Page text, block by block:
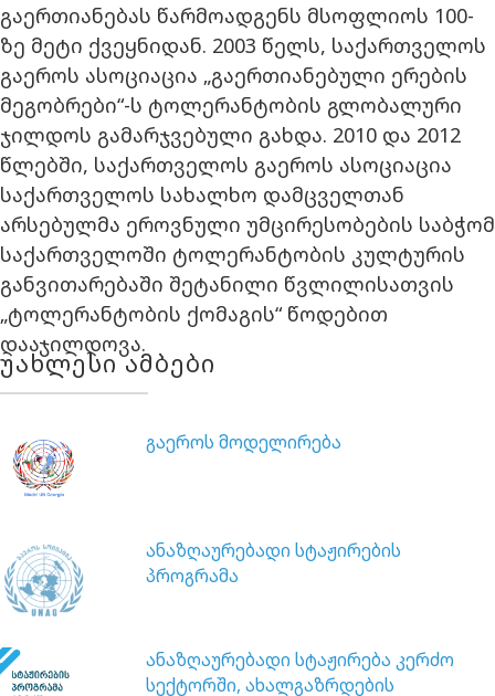
გაერთიანებას წარმოადგენს მსოფლიოს 100-
ზე მეტი ქვეყნიდან. 2003 წელს, საქართველოს
გაეროს ასოციაცია „გაერთიანებული ერების
მეგობრები“-ს ტოლერანტობის გლობალური
ჯილდოს გამარჯვებული გახდა. 2010 და 2012
წლებში, საქართველოს გაეროს ასოციაცია
საქართველოს სახალხო დამცველთან
არსებულმა ეროვნული უმცირესობების საბჭომ
საქართველოში ტოლერანტობის კულტურის
განვითარებაში შეტანილი წვლილისათვის
„ტოლერანტობის ქომაგის“ წოდებით
დააჯილდოვა.
უახლესი ამბები
გაეროს მოდელირება
ანაზღაურებადი სტაჟირების
პროგრამა
ანაზღაურებადი სტაჟირება კერძო
სექტორში, ახალგაზრდების